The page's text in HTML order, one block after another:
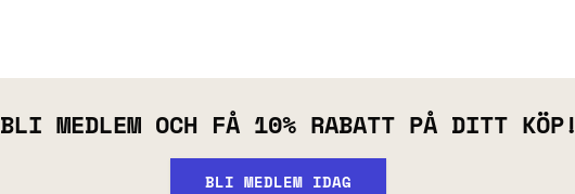
BLI MEDLEM OCH FÅ 10% RABATT PÅ DITT KÖP!
BLI MEDLEM IDAG